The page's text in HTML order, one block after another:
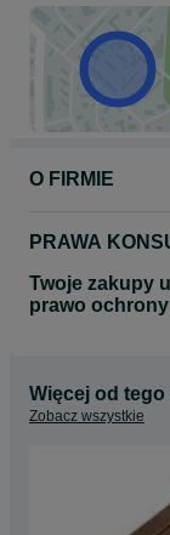
O FIRMIE
PRAWA
Twoje zakupy
prawo
Więcej od
Zobacz wszystkie